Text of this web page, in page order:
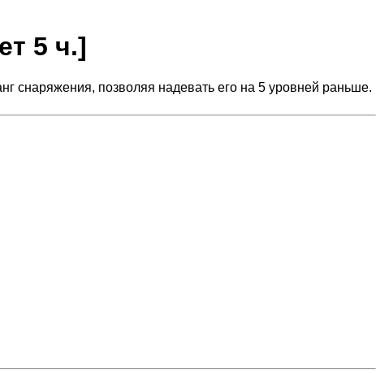
5 ч.]
снаряжения, позволяя надевать его на 5 уровней раньше.